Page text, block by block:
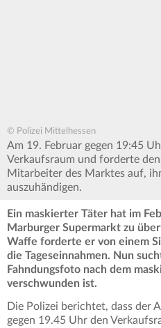
© Polizei Mittelhessen
Am 19. Februar gegen 19:45
Verkaufsraum und forderte
Mitarbeiter des Marktes auf,
auszuhändigen.
Ein maskierter Täter hat im
Marburger Supermarkt zu
Waffe forderte er von einem
die Tageseinnahmen. Nun
Fahndungsfoto nach dem
verschwunden ist.
Die Polizei berichtet, dass der
gegen 19.45 Uhr den